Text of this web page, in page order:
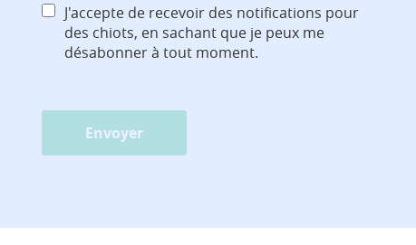
J'accepte de recevoir des notifications pour
des chiots, en sachant que je peux me
désabonner à tout moment.
Envoyer